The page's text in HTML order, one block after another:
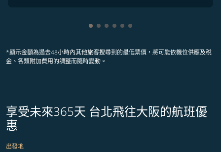
顯示 cmp-pagination-showing-
顯示 cmp-pagination-showing-
顯示 cmp-pagination-
顯示 cmp-pagination-
顯示 cmp-pagination-
顯示 cmp-pagination-
*顯示金額為過去48小時內其他旅客搜尋到的最低票價，將可能依機位供應及稅
金、各類附加費用的調整而隨時變動。
享受未來365天 台北飛往大阪的航班優
惠
出發地